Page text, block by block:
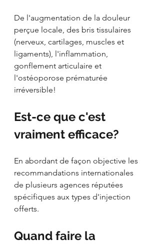
De l'augmentation de la douleur
perçue locale, des bris tissulaires
(nerveux, cartilages, muscles et
ligaments), l'inflammation,
gonflement articulaire et
l'ostéoporose prématurée
irréversible!
Est-ce que c'est
vraiment efficace?
En abordant de façon objective les
recommandations internationales
de plusieurs agences réputées
spécifiques aux types d'injection
offerts.
Quand faire la